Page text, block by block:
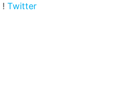
! Twitter